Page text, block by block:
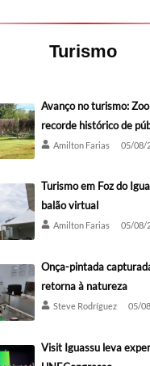
Turismo
Avanço no turismo:
recorde histórico de
Amilton Farias 05/08/
Turismo em Foz do
balão virtual
Amilton Farias 05/08/
Onça-pintada
retorna à natureza
Steve Rodríguez 05/
Visit Iguassu leva